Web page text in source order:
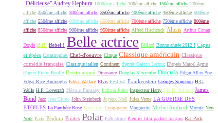
"Délicieuse" Audrey Hepburn 1000ème affiche 100ème affiche 150ème affiche 200ème
affiche 250ème affiche 300ème affiche 350ème affiche 400ème affiche 450ème affiche 500ème
affiche 550ème affiche 600ème affiche 650ème affiche 700ème affiche 750ème affiche 800ème
affiche 850ème affiche 900ème affiche 950ème affiche Alfred Hitchcock Aliens Arthur Conan
Doyle B.B. Bebel ! Belle actrice Billard Bonne année 2012 ! Capes
et épées Catastrophes Chef-d'oeuvre Cirque Classique américain Classique
comédie française Classique italien Continent d'après Gaston Leroux D'après Marcel Aymé
d'après Pierre Boulle Dessin animé Dinosaure Douglas Slocombe Dracula Edgar Allan Poe
Edgar Rice Burroughs Edgar Wallace Elvis Festival Frankenstein Georges Simenon H.G.
Wells H.P. Lovecraft Héroic Fantasy Indiana Jones Inspecteur Harry J.R.R. Tolkien James
Bond Jazz Jean Giono John Steinbeck Joyeux Noël Jules Verne LA GUERRE DES
ETOILES La Panthère Rose Lamartine Loup-garou Marguerite Michel Audiard Momie New
York Paris Péplum Pirates Polar Préhistoire Premier film parlant français Rat Pack